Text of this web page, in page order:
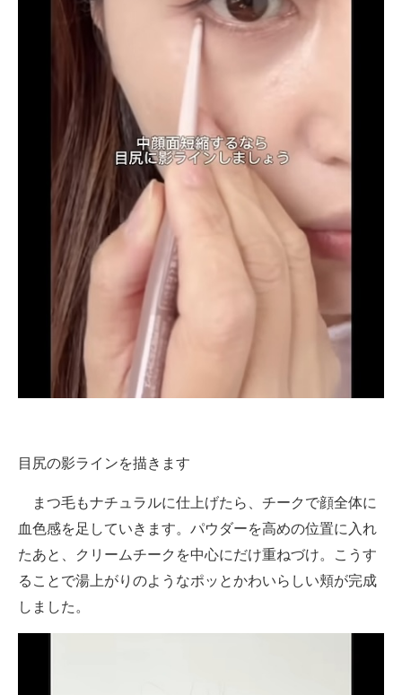
目尻の影ラインを描きます
まつ毛もナチュラルに仕上げたら、チークで顔全体に
血色感を足していきます。パウダーを高めの位置に入れ
たあと、クリームチークを中心にだけ重ねづけ。こうす
ることで湯上がりのようなポッとかわいらしい頬が完成
しました。